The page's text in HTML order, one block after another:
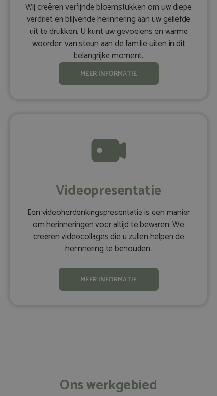
Wij creëren verfijnde bloemstukken om uw diepe
verdriet en blijvende herinnering aan uw geliefde
uit te drukken. U kunt uw gevoelens en warme
woorden van steun aan de familie uiten in dit
belangrijke moment.
MEER INFORMATIE
Videopresentatie
Een videoherdenkingspresentatie is een manier
om herinneringen voor altijd te bewaren. We
creëren videocollages die u zullen helpen de
herinnering te behouden.
MEER INFORMATIE
Ons werkgebied